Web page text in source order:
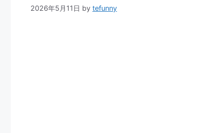
2026年5月11日 by tefunny